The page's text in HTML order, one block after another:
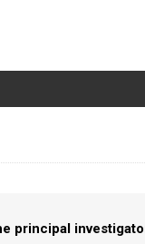
principal